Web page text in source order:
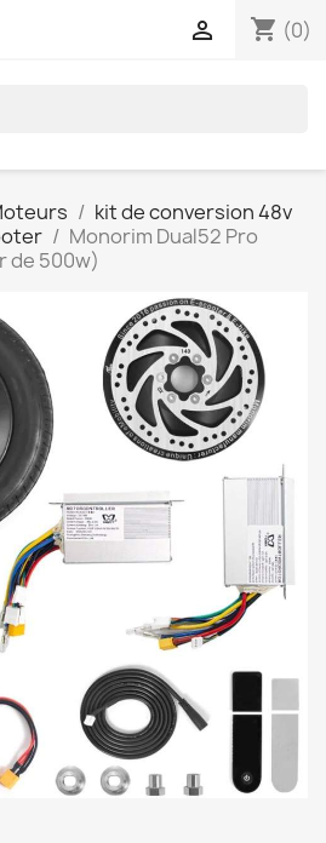
shopping_cart (0)

kit de conversion 48v
Monorim Dual52 Pro
de 500w)